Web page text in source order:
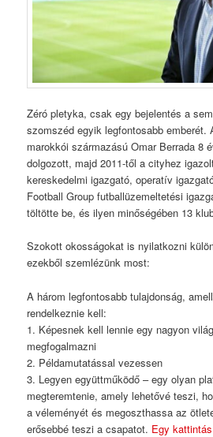
Zéró pletyka, csak egy bejelentés a
szomszéd egyik legfontosabb emberét.
marokkói származású Omar Berrada 8
dolgozott, majd 2011-től a cityhez
kereskedelmi igazgató, operatív
Football Group futballüzemeltetési
töltötte be, és ilyen minőségében 13
Szokott okosságokat is nyilatkozni
ezekből szemlézünk most:
A három legfontosabb tulajdonság,
rendelkeznie kell:
1. Képesnek kell lennie egy nagyon
megfogalmazni
2. Példamutatással vezessen
3. Legyen együttműködő – egy olyan
megteremtenie, amely lehetővé teszi,
a véleményét és megoszthassa az
erősebbé teszi a csapatot. Egy